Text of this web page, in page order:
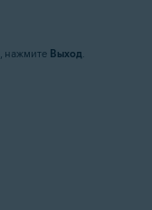
нажмите Выход.